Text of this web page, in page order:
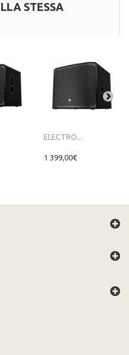
STESSA
ELECTRO...
1 399,00€